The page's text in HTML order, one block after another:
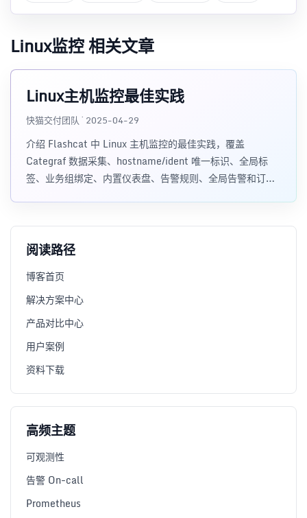
Linux监控 相关文章
Linux主机监控最佳实践
快猫交付团队 · 2025-04-29
介绍 Flashcat 中 Linux 主机监控的最佳实践，覆盖
Categraf 数据采集、hostname/ident 唯一标识、全局标
签、业务组绑定、内置仪表盘、告警规则、全局告警和订阅
阅读路径
博客首页
解决方案中心
产品对比中心
用户案例
资料下载
高频主题
可观测性
告警 On-call
Prometheus